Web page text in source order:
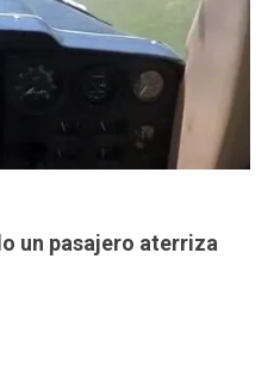
un pasajero aterriza